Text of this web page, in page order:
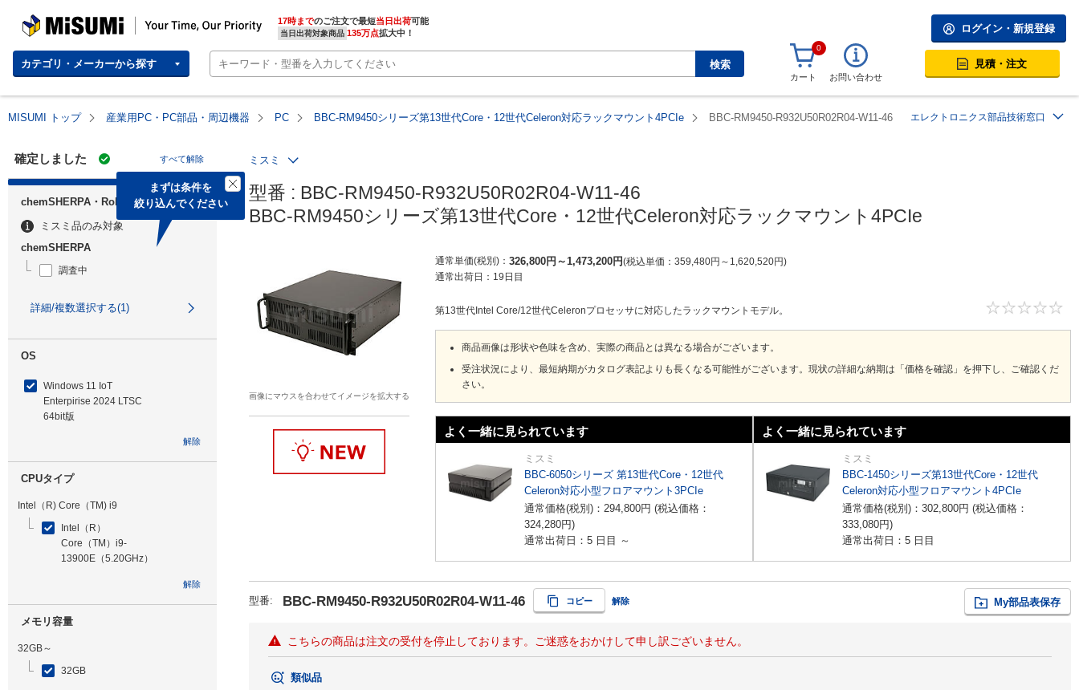
MISUMI | Your Time, Our Priority 17時までのご注文で最短当日出荷
当日出荷対象商品 135万点拡大中！
カテゴリ・メーカーから探す 検索
ログイン・新規登録
0
カート お問い合わせ
見積・注文
MISUMI トップ 産業用PC・PC部品・周辺機器 PC BBC-RM9450シリーズ第13世代Core・12世代Celeron対応ラックマウント4PCIe BBC-RM9450-R932U50R02R04-W11-46 エレクトロニクス部品技術窓口
確定しました すべて解除
まずは条件を
絞り込んでください
chemSHERPA・RoHS
ミスミ品のみ対象
chemSHERPA
調査中
詳細/複数選択する(1)
OS
Windows 11 IoT
Enterpirise 2024 LTSC
64bit版
解除
CPUタイプ
Intel（R) Core（TM) i9
Intel（R）
Core（TM）i9-
13900E（5.20GHz）
解除
メモリ容量
32GB～
32GB
ミスミ
型番 : BBC-RM9450-R932U50R02R04-W11-46
BBC-RM9450シリーズ第13世代Core・12世代Celeron対応ラックマウント4PCIe
画像にマウスを合わせてイメージを拡大する
通常単価(税別) 326,800円 ～1,473,200円 税込単価 359,480円 ～ 1,620,520円
通常出荷日： 19日目
第13世代Intel Core/12世代Celeronプロセッサに対応したラックマウントモデル。
商品画像は形状や色味を含め、実際の商品とは異なる場合がございます。
受注状況により、最短納期がカタログ表記よりも長くなる可能性がございます。現状の詳細な納期は「価格を確認」を押下し、ご確認くだ
さい。
よく一緒に見られています
ミスミ
BBC-6050シリーズ 第13世代Core・12世代
Celeron対応小型フロアマウント3PCIe
通常価格(税別)： 294,800円 (税込価格：
324,280円)
通常出荷日：5 日目 ～
よく一緒に見られています
ミスミ
BBC-1450シリーズ第13世代Core・12世代
Celeron対応小型フロアマウント4PCIe
通常価格(税別)： 302,800円 (税込価格：
333,080円)
通常出荷日：5 日目
型番: BBC-RM9450-R932U50R02R04-W11-46 コピー 解除 My部品表保存
こちらの商品は注文の受付を停止しております。ご迷惑をおかけして申し訳ございません。
類似品